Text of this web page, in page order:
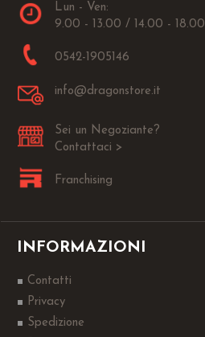
Lun - Ven:
9.00 - 13.00 / 14.00 - 18.00
0542-1905146
info@dragonstore.it
Sei un Negoziante?
Contattaci >
Franchising
INFORMAZIONI
Contatti
Privacy
Spedizione